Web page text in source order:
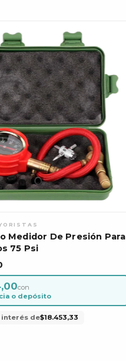
Medidor De Presión Para
75 Psi
con
o depósito
interés de$18.453,33